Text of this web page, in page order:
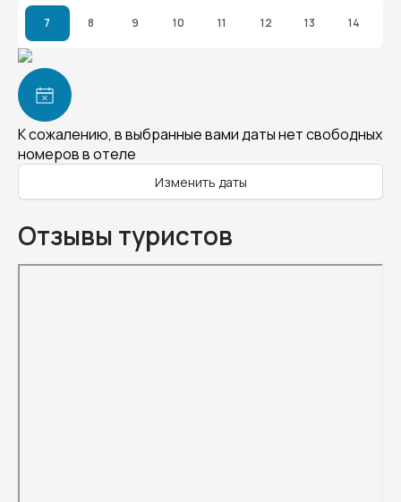
7 8 9 10 11 12 13 14
К сожалению, в выбранные вами даты нет свободных
номеров в отеле
Изменить даты
Отзывы туристов